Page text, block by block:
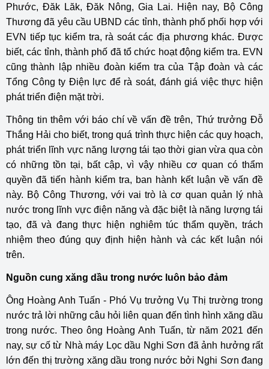
Phước, Đăk Lăk, Đăk Nông, Gia Lai. Hiện nay, Bộ Công
Thương đã yêu cầu UBND các tỉnh, thành phố phối hợp với
EVN tiếp tục kiểm tra, rà soát các địa phương khác. Được
biết, các tỉnh, thành phố đã tổ chức hoạt động kiểm tra. EVN
cũng thành lập nhiều đoàn kiểm tra của Tập đoàn và các
Tổng Công ty Điện lực để rà soát, đánh giá việc thực hiện
phát triển điện mặt trời.
Thông tin thêm với báo chí về vấn đề trên, Thứ trưởng Đỗ
Thắng Hải cho biết, trong quá trình thực hiện các quy hoạch,
phát triển lĩnh vực năng lượng tái tạo thời gian vừa qua còn
có những tồn tại, bất cập, vì vậy nhiều cơ quan có thẩm
quyền đã tiến hành kiểm tra, ban hành kết luận về vấn đề
này. Bộ Công Thương, với vai trò là cơ quan quản lý nhà
nước trong lĩnh vực điện năng và đặc biệt là năng lượng tái
tạo, đã và đang thực hiện nghiêm túc thẩm quyền, trách
nhiệm theo đúng quy định hiện hành và các kết luận nói
trên.
Nguồn cung xăng dầu trong nước luôn bảo đảm
Ông Hoàng Anh Tuấn - Phó Vụ trưởng Vụ Thị trường trong
nước trả lời những câu hỏi liên quan đến tình hình xăng dầu
trong nước. Theo ông Hoàng Anh Tuấn, từ năm 2021 đến
nay, sự cố từ Nhà máy Lọc dầu Nghi Sơn đã ảnh hưởng rất
lớn đến thị trường xăng dầu trong nước bởi Nghi Sơn đang